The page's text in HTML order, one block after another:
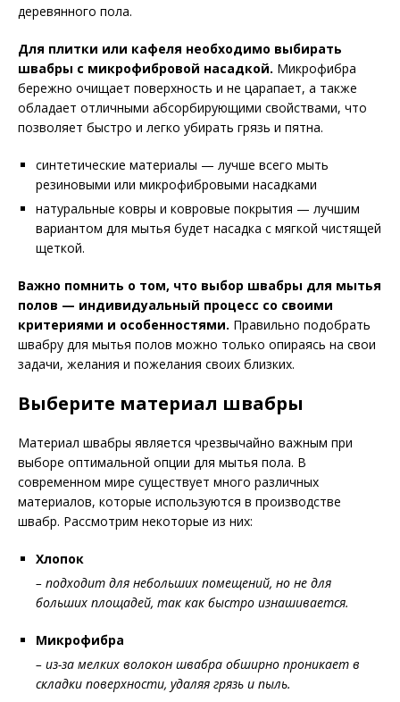
деревянного пола.
Для плитки или кафеля необходимо выбирать
швабры с микрофибровой насадкой. Микрофибра
бережно очищает поверхность и не царапает, а также
обладает отличными абсорбирующими свойствами, что
позволяет быстро и легко убирать грязь и пятна.
синтетические материалы — лучше всего мыть
резиновыми или микрофибровыми насадками
натуральные ковры и ковровые покрытия — лучшим
вариантом для мытья будет насадка с мягкой чистящей
щеткой.
Важно помнить о том, что выбор швабры для мытья
полов — индивидуальный процесс со своими
критериями и особенностями. Правильно подобрать
швабру для мытья полов можно только опираясь на свои
задачи, желания и пожелания своих близких.
Выберите материал швабры
Материал швабры является чрезвычайно важным при
выборе оптимальной опции для мытья пола. В
современном мире существует много различных
материалов, которые используются в производстве
швабр. Рассмотрим некоторые из них:
Хлопок
– подходит для небольших помещений, но не для
больших площадей, так как быстро изнашивается.
Микрофибра
– из-за мелких волокон швабра обширно проникает в
складки поверхности, удаляя грязь и пыль.